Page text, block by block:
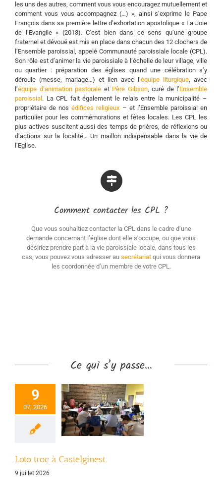
les uns des autres, comment vous vous encouragez mutuellement et
comment vous vous accompagnez (…) », ainsi s’exprime le Pape
François dans sa première lettre d’exhortation apostolique « La Joie
de l’Evangile » (2013). C’est bien dans ce sens qu’une groupe
fraternel et dévoué est mis en place dans chacun des 12 clochers de
l’Ensemble paroissial, appelé Communauté paroissiale locale (CPL).
Son rôle est d’animer la vie paroissiale à l’échelle de leur village, ville
ou quartier : préparation des églises quand une célébration s’y
déroule (messe, mariage…) et lien avec l’équipe liturgique, avec
l’équipe d’animation pastorale et Père Gibson, curé de l’Ensemble
paroissial . La CPL fait également le relais entre la municipalité –
propriétaire de nosédifices religieux – et l’Ensemble paroissial en
particulier pour les commémorations et fêtes locales. Les CPL les
plus actives suscitent aussi des temps de prières, de réflexions ou
d’actions sur la localité… Un maillon indispensable dans la vie de
l’Eglise.
Comment contacter les CPL ?
Que vous souhaitiez contacter la CPL dans le cadre d’une
demande concernant l’église dont elle s’occupe, ou que vous
désiriez prendre part à la vie paroissiale locale, dans tous les
cas, vous pouvez vous adresser au secrétariat qui vous donnera
les coordonnée d’un membre de votre CPL.
Ce qui s’y passe…
9
07, 2026
Loto troc à
Castelginest.
Page
Vie des
Loto troc à Castelginest.
9 juillet 2026